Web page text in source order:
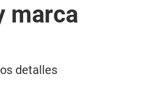
marca
detalles